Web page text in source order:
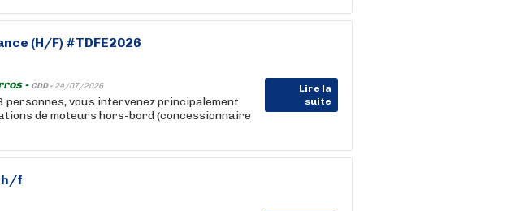
(H/F) #TDFE2026
- CDD - 24/07/2026
Lire la
suite
personnes, vous intervenez principalement
de moteurs hors-bord (concessionnaire
h/f